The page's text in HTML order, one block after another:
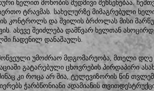
ხელით მონობის მუდმივი შეხსენებაა.
ტრავმას. სახელურზე მიმაგრებული
კონტროლს და შვილის ბრძოლას მისი
ასევე შეიძლება დამწვარ ხელთან
ჩადენილ დანაშაულს.
უმოძრაო მდგომარეობა, მთელი
გატარებული ცხოვრების პირდაპირი
კი როცა არ შია, ტელევიზორის წინ
ჭარბწონიანი ადამიანის